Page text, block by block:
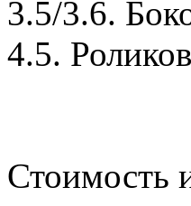
3.5/3.6.
4.5.
Стоимость